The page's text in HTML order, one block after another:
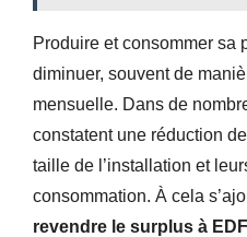
Produire et consommer sa
diminuer, souvent de
mensuelle. Dans de
constatent une réduction
taille de l’installation et
consommation. À cela
revendre le surplus à